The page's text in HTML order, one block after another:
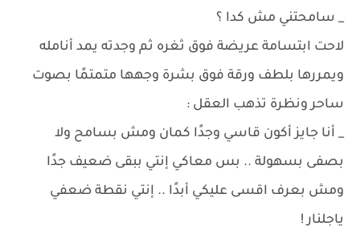
_ سامحتني مش كدا ؟
لاحت ابتسامة عريضة فوق ثغره ثم وجدته يمد أنامله
ويمررها بلطف ورقة فوق بشرة وجهها متمتمًا بصوت
ساحر ونظرة تذهب العقل :
_ أنا جايز أكون قاسي وجدًا كمان ومش بسامح ولا
بصفى بسهولة .. بس معاكي إنتي ببقى ضعيف جدًا
ومش بعرف اقسى عليكي أبدًا .. إنتي نقطة ضعفي
ياجلنار !